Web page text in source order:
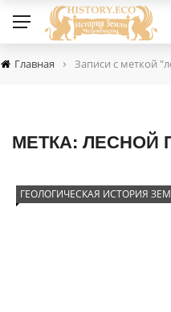
Главная › Записи с меткой
МЕТКА: ЛЕСНОЙ
ГЕОЛОГИЧЕСКАЯ ИСТОРИЯ